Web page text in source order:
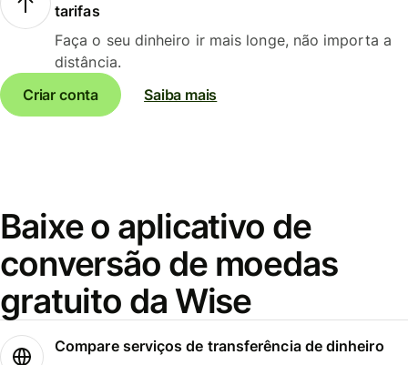
tarifas
Faça o seu dinheiro ir mais longe, não importa a
distância.
Criar conta
Saiba mais
Baixe o aplicativo de
conversão de moedas
gratuito da Wise
Compare serviços de transferência de dinheiro